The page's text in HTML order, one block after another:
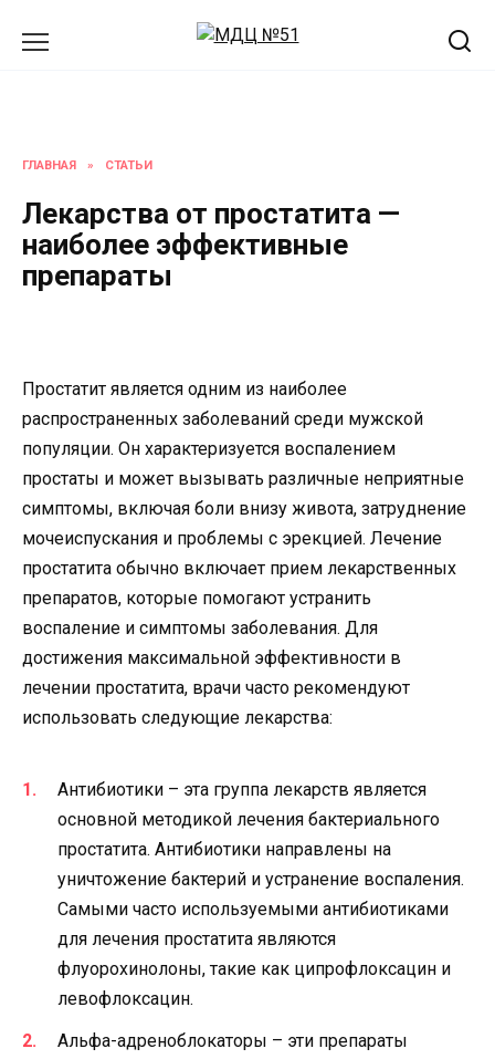
ГЛАВНАЯ » СТАТЬИ
Лекарства от простатита —
наиболее эффективные
препараты
Простатит является одним из наиболее
распространенных заболеваний среди мужской
популяции. Он характеризуется воспалением
простаты и может вызывать различные неприятные
симптомы, включая боли внизу живота, затруднение
мочеиспускания и проблемы с эрекцией. Лечение
простатита обычно включает прием лекарственных
препаратов, которые помогают устранить
воспаление и симптомы заболевания. Для
достижения максимальной эффективности в
лечении простатита, врачи часто рекомендуют
использовать следующие лекарства:
Антибиотики – эта группа лекарств является
основной методикой лечения бактериального
простатита. Антибиотики направлены на
уничтожение бактерий и устранение воспаления.
Самыми часто используемыми антибиотиками
для лечения простатита являются
флуорохинолоны, такие как ципрофлоксацин и
левофлоксацин.
Альфа-адреноблокаторы – эти препараты